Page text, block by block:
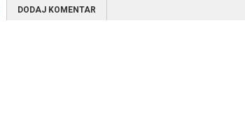
DODAJ KOMENTAR